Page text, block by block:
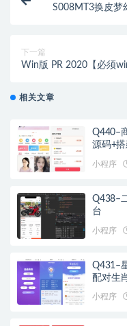
S008MT3换皮梦
下一篇
Win版 PR 2020【必须
相关文章
Q440–
源码+
小程序
Q438–
台
小程序
Q431–
配对生
小程序